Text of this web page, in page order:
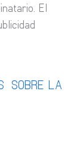
El
SOBRE LA